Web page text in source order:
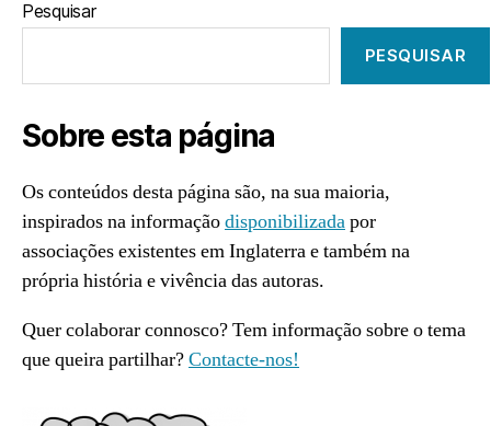
Pesquisar
PESQUISAR
Sobre esta página
Os conteúdos desta página são, na sua maioria,
inspirados na informaçãodisponibilizadapor
associações existentes em Inglaterra e também na
própria história e vivência das autoras.
Quer colaborar connosco? Tem informação sobre o tema
que queira partilhar?Contacte-nos!